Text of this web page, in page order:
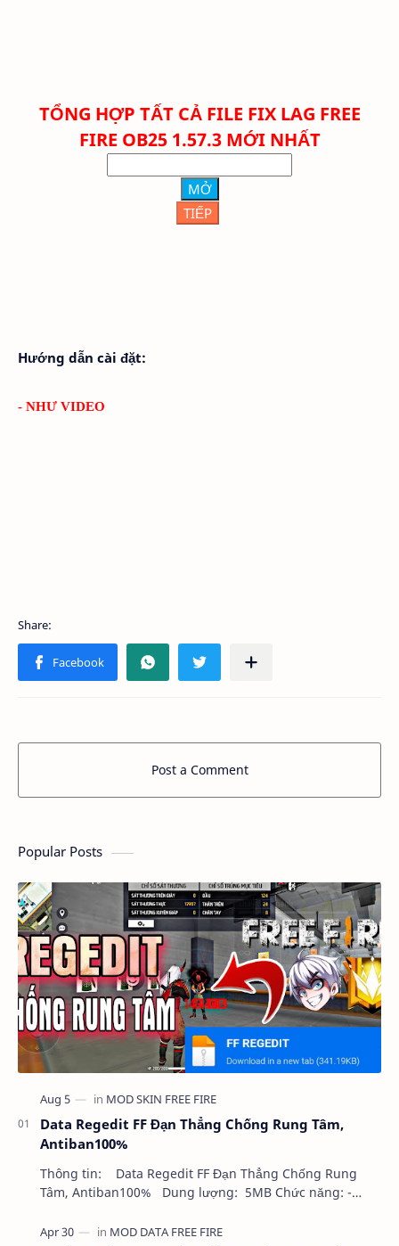
TỔNG HỢP TẤT CẢ FILE FIX LAG FREE
FIRE OB25 1.57.3 MỚI NHẤT
MỞ
TIẾP
Hướng dẫn cài đặt:
- NHƯ VIDEO
Post a Comment
Popular Posts
Data Regedit FF Đạn Thẳng Chống Rung Tâm,
Antiban100%
Thông tin: Data Regedit FF Đạn Thẳng Chống Rung
Tâm, Antiban100% Dung lượng: 5MB Chức năng: -